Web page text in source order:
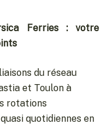
Ferries : votre
du réseau
et Toulon à
rotations
quotidiennes en